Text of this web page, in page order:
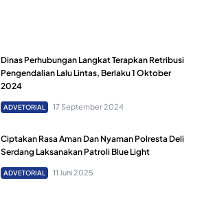
Dinas Perhubungan Langkat Terapkan Retribusi
Pengendalian Lalu Lintas, Berlaku 1 Oktober
2024
ADVETORIAL 17 September 2024
Ciptakan Rasa Aman Dan Nyaman Polresta Deli
Serdang Laksanakan Patroli Blue Light
ADVETORIAL 11 Juni 2025